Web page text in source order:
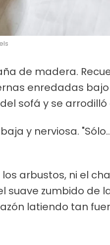
de madera.
enredadas
sofá y se
y nerviosa.
arbustos, ni el
suave zumbido de
latiendo tan